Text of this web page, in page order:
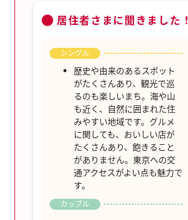
居住者さまに聞きました！
シングル
歴史や由来のあるスポット
がたくさんあり、観光で巡
るのも楽しいまち。海や山
も近く、自然に囲まれた住
みやすい地域です。グルメ
に関しても、おいしい店が
たくさんあり、飽きること
がありません。東京への交
通アクセスがよい点も魅力で
す。
カップル